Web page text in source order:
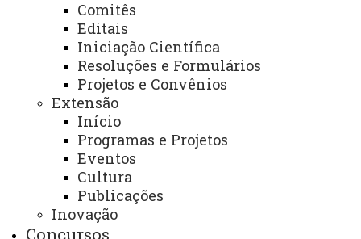
Comitês
Editais
Iniciação Científica
Resoluções e Formulários
Projetos e Convênios
Extensão
Início
Programas e Projetos
Eventos
Cultura
Publicações
Inovação
Concursos
Descrição dos serviços oferecidos:
- Empréstimos, devoluções e renovações de
materiais bibliográficos;
- Empréstimo entre campus;
- Empréstimo entre instituições;
- Renovações on-line;
- Reserva de materiais on-line;